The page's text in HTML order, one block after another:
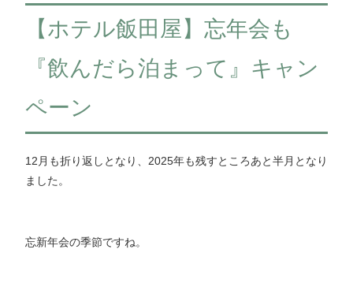
【ホテル飯田屋】忘年会も
『飲んだら泊まって』キャン
ペーン
12月も折り返しとなり、2025年も残すところあと半月となり
ました。
忘新年会の季節ですね。